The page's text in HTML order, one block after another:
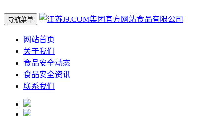
导航菜单
网站首页
关于我们
食品安全动态
食品安全资讯
联系我们